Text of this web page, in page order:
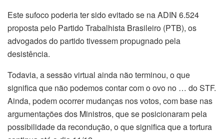
Este sufoco poderia ter sido evitado se na ADIN 6.524
proposta pelo Partido Trabalhista Brasileiro (PTB), os
advogados do partido tivessem propugnado pela
desistência.
Todavia, a sessão virtual ainda não terminou, o que
significa que não podemos contar com o ovo no … do STF.
Ainda, podem ocorrer mudanças nos votos, com base nas
argumentações dos Ministros, que se posicionaram pela
possibilidade da recondução, o que significa que a tortura